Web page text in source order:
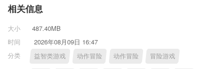
相关信息
大小
487.40MB
时间
2026年08月09日 16:47
分类
益智类游戏 动作冒险 动作冒险 冒险游戏